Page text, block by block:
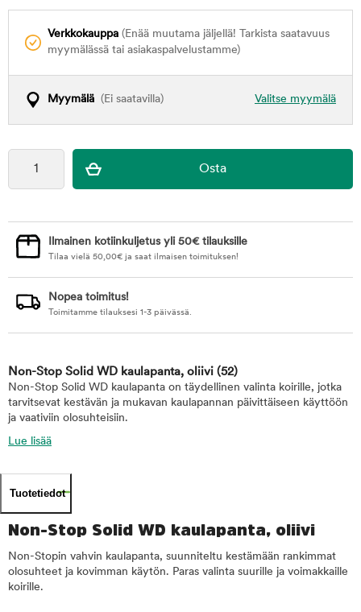
Verkkokauppa (Enää muutama jäljellä! Tarkista saatavuus
myymälässä tai asiakaspalvelustamme)
Valitse myymälä
Myymälä (Ei saatavilla)
Ilmainen kotiinkuljetus yli 50€ tilauksille
Tilaa vielä 50,00€ ja saat ilmaisen toimituksen!
Nopea toimitus!
Toimitamme tilauksesi 1-3 päivässä.
Non-Stop Solid WD kaulapanta, oliivi (52)
Non-Stop Solid WD kaulapanta on täydellinen valinta koirille, jotka
tarvitsevat kestävän ja mukavan kaulapannan päivittäiseen käyttöön
ja vaativiin olosuhteisiin.
Lue lisää
Tuotetiedot
Non-Stop Solid WD kaulapanta, oliivi
Non-Stopin vahvin kaulapanta, suunniteltu kestämään rankimmat
olosuhteet ja kovimman käytön. Paras valinta suurille ja voimakkaille
koirille.